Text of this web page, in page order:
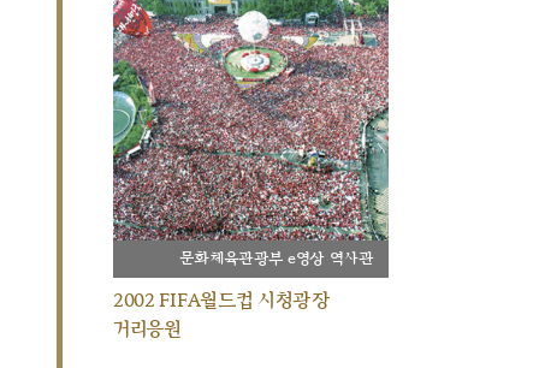
문화체육관광부 e영상 역사관
2002 FIFA월드컵 시청광장
거리응원